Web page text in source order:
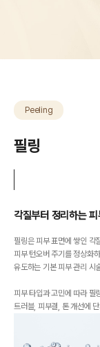
Peeling
필링
각질부터 정리하는
필링은 피부 표면에 쌓인 각
피부 턴오버 주기를 정상화
유도하는 기본 피부 관리 시
피부 타입과 고민에 따라 필
트러블, 피부결, 톤 개선에